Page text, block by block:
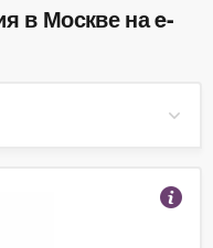
в Москве на e-